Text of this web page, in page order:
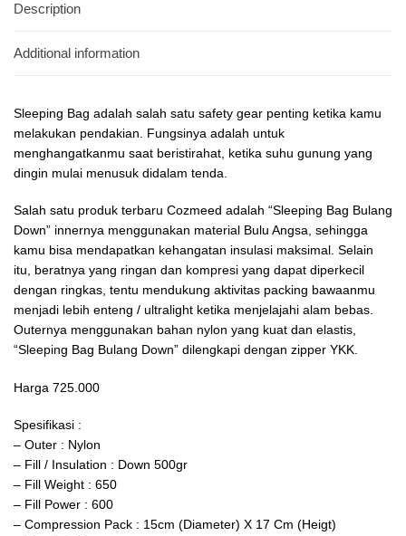
Description
Additional information
Sleeping Bag adalah salah satu safety gear penting ketika kamu
melakukan pendakian. Fungsinya adalah untuk
menghangatkanmu saat beristirahat, ketika suhu gunung yang
dingin mulai menusuk didalam tenda.
Salah satu produk terbaru Cozmeed adalah “Sleeping Bag Bulang
Down” innernya menggunakan material Bulu Angsa, sehingga
kamu bisa mendapatkan kehangatan insulasi maksimal. Selain
itu, beratnya yang ringan dan kompresi yang dapat diperkecil
dengan ringkas, tentu mendukung aktivitas packing bawaanmu
menjadi lebih enteng / ultralight ketika menjelajahi alam bebas.
Outernya menggunakan bahan nylon yang kuat dan elastis,
“Sleeping Bag Bulang Down” dilengkapi dengan zipper YKK.
Harga 725.000
Spesifikasi :
– Outer : Nylon
– Fill / Insulation : Down 500gr
– Fill Weight : 650
– Fill Power : 600
– Compression Pack : 15cm (Diameter) X 17 Cm (Heigt)